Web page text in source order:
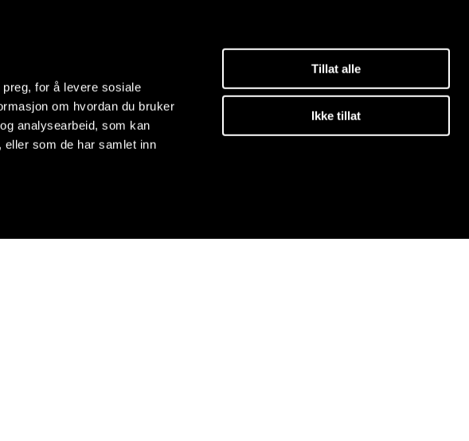
for å levere sosiale
om hvordan du bruker
analysearbeid, som kan
eller som de har samlet inn
Tillat alle
Ikke tillat